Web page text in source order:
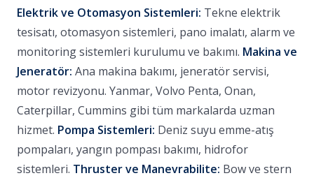
Elektrik ve Otomasyon Sistemleri: Tekne elektrik
tesisatı, otomasyon sistemleri, pano imalatı, alarm ve
monitoring sistemleri kurulumu ve bakımı. Makina ve
Jeneratör: Ana makina bakımı, jeneratör servisi,
motor revizyonu. Yanmar, Volvo Penta, Onan,
Caterpillar, Cummins gibi tüm markalarda uzman
hizmet. Pompa Sistemleri: Deniz suyu emme-atış
pompaları, yangın pompası bakımı, hidrofor
sistemleri. Thruster ve Manevrabilite: Bow ve stern